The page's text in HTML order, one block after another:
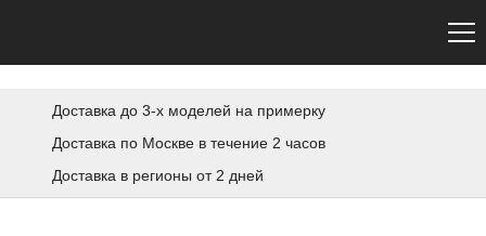
Доставка до 3-х моделей на примерку
Доставка по Москве в течение 2 часов
Доставка в регионы от 2 дней